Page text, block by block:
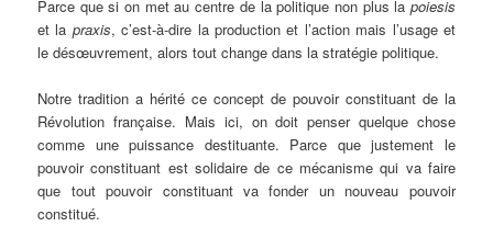
Parce que si on met au centre de la politique non plus la poiesis
et la praxis, c’est-à-dire la production et l’action mais l’usage et
le désœuvrement, alors tout change dans la stratégie politique.
Notre tradition a hérité ce concept de pouvoir constituant de la
Révolution française. Mais ici, on doit penser quelque chose
comme une puissance destituante. Parce que justement le
pouvoir constituant est solidaire de ce mécanisme qui va faire
que tout pouvoir constituant va fonder un nouveau pouvoir
constitué.